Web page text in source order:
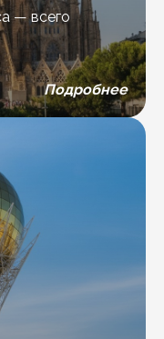
— всего
Подробнее